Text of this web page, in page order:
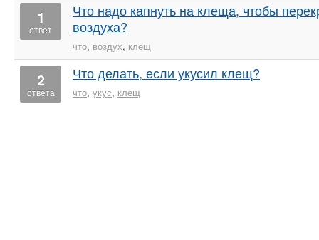
1
ответ
Что надо капнуть на клеща, чтобы
воздуха?
что, воздух, клещ
2
ответа
Что делать, если укусил клещ?
что, укус, клещ